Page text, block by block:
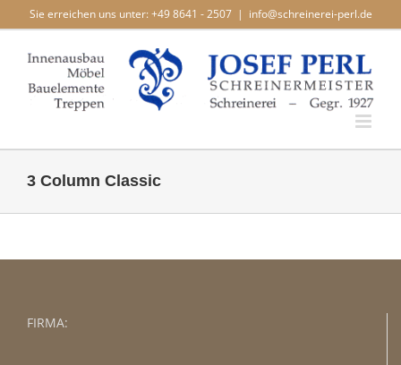
Inhalt
springen
Sie erreichen uns unter: +49 8641 - 2507 | info@schreinerei-perl.de
3 Column Classic
FIRMA: